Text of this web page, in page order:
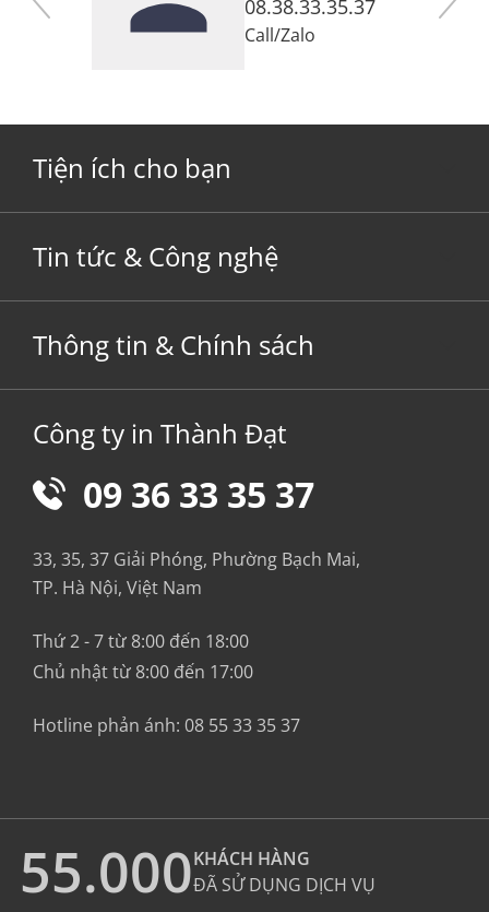
08.38.33.35.37
Call/Zalo
Tiện ích cho bạn
Tin tức & Công nghệ
Thông tin & Chính sách
Công ty in Thành Đạt
09 36 33 35 37
33, 35, 37 Giải Phóng, Phường Bạch Mai,
TP. Hà Nội, Việt Nam
Thứ 2 - 7 từ 8:00 đến 18:00
Chủ nhật từ 8:00 đến 17:00
Hotline phản ánh: 08 55 33 35 37
55.000KHÁCH HÀNG
ĐÃ SỬ DỤNG DỊCH VỤ